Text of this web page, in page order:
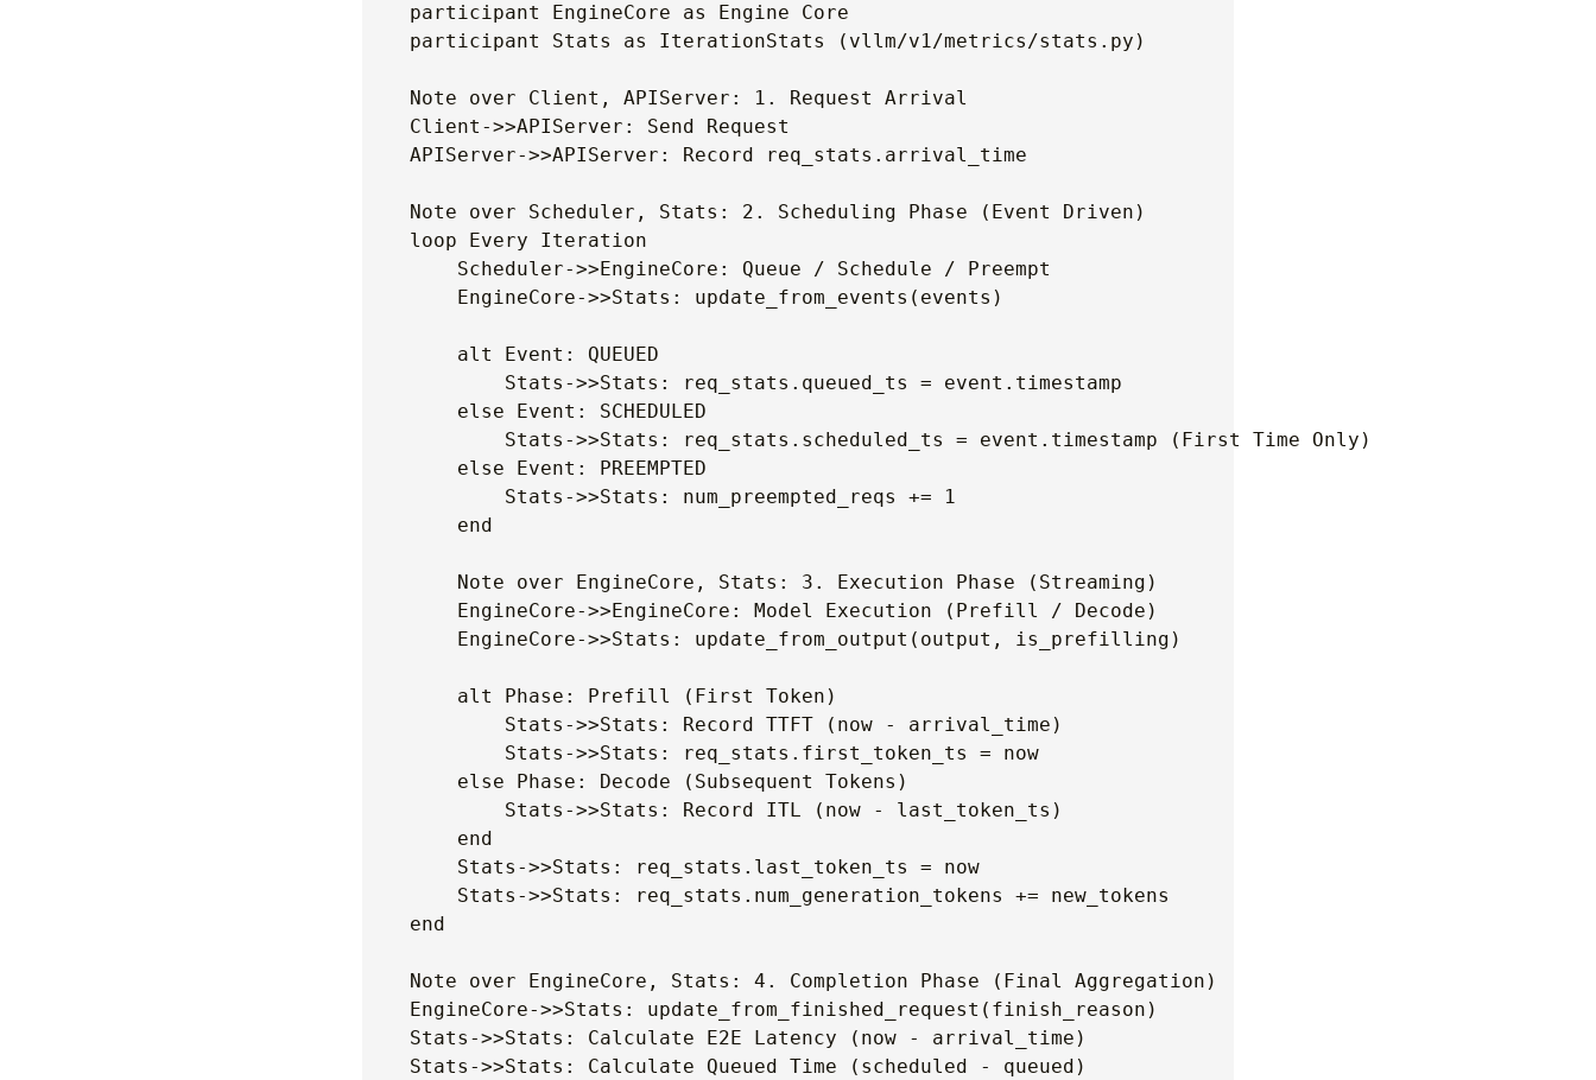
    participant EngineCore as Engine Core
    participant Stats as IterationStats (vllm/v1/metrics/stats.py)
    Note over Client, APIServer: 1. Request Arrival
    Client->>APIServer: Send Request
    APIServer->>APIServer: Record req_stats.arrival_time
    Note over Scheduler, Stats: 2. Scheduling Phase (Event Driven)
    loop Every Iteration
        Scheduler->>EngineCore: Queue / Schedule / Preempt
        EngineCore->>Stats: update_from_events(events)
        alt Event: QUEUED
            Stats->>Stats: req_stats.queued_ts = event.timestamp
        else Event: SCHEDULED
            Stats->>Stats: req_stats.scheduled_ts = event.timestamp (First Time Only)
        else Event: PREEMPTED
            Stats->>Stats: num_preempted_reqs += 1
        end
        Note over EngineCore, Stats: 3. Execution Phase (Streaming)
        EngineCore->>EngineCore: Model Execution (Prefill / Decode)
        EngineCore->>Stats: update_from_output(output, is_prefilling)
        alt Phase: Prefill (First Token)
            Stats->>Stats: Record TTFT (now - arrival_time)
            Stats->>Stats: req_stats.first_token_ts = now
        else Phase: Decode (Subsequent Tokens)
            Stats->>Stats: Record ITL (now - last_token_ts)
        end
        Stats->>Stats: req_stats.last_token_ts = now
        Stats->>Stats: req_stats.num_generation_tokens += new_tokens
    end
    Note over EngineCore, Stats: 4. Completion Phase (Final Aggregation)
    EngineCore->>Stats: update_from_finished_request(finish_reason)
    Stats->>Stats: Calculate E2E Latency (now - arrival_time)
    Stats->>Stats: Calculate Queued Time (scheduled - queued)